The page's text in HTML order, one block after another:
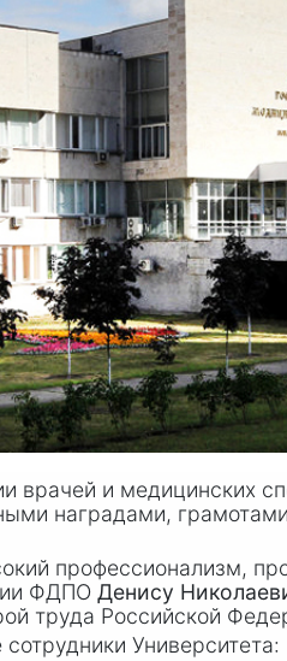
и медицинских
наградами,
профессионализм,
ФДПО Денису
труда Российской
Университета: